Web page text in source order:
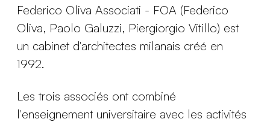
Federico Oliva Associati - FOA (Federico
Oliva, Paolo Galuzzi, Piergiorgio Vitillo) est
un cabinet d'architectes milanais créé en
1992.
Les trois associés ont combiné
l'enseignement universitaire avec les activités